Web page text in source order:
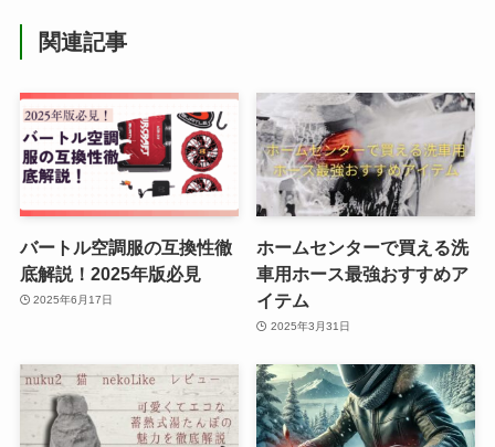
関連記事
バートル空調服の互換性徹
底解説！2025年版必見
2025年6月17日
ホームセンターで買える洗
車用ホース最強おすすめア
イテム
2025年3月31日